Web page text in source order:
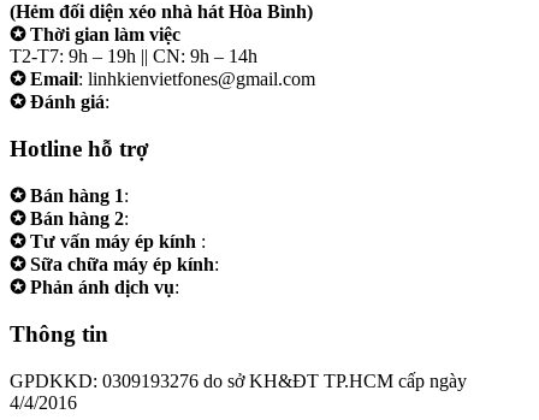
(Hẻm đối diện xéo nhà hát Hòa Bình)
✪ Thời gian làm việc
T2-T7: 9h – 19h || CN: 9h – 14h
✪ Email: linhkienvietfones@gmail.com
✪ Đánh giá:
Hotline hỗ trợ
✪ Bán hàng 1:
✪ Bán hàng 2:
✪ Tư vấn máy ép kính :
✪ Sữa chữa máy ép kính:
✪ Phản ánh dịch vụ:
Thông tin
GPDKKD: 0309193276 do sở KH&ĐT TP.HCM cấp ngày
4/4/2016